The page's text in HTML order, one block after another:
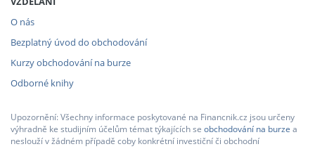
O nás
Bezplatný úvod do obchodování
Kurzy obchodování na burze
Odborné knihy
Upozornění: Všechny informace poskytované na Financnik.cz jsou určeny
výhradně ke studijním účelům témat týkajících se obchodování na burze a
neslouží v žádném případě coby konkrétní investiční či obchodní